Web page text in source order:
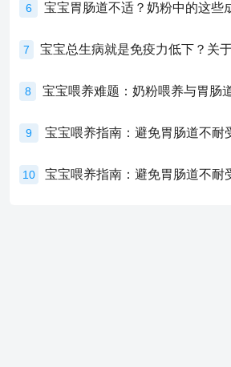
6
7
8
9 宝宝喂养指南：避免胃肠道不耐
10 宝宝喂养指南：避免胃肠道不耐